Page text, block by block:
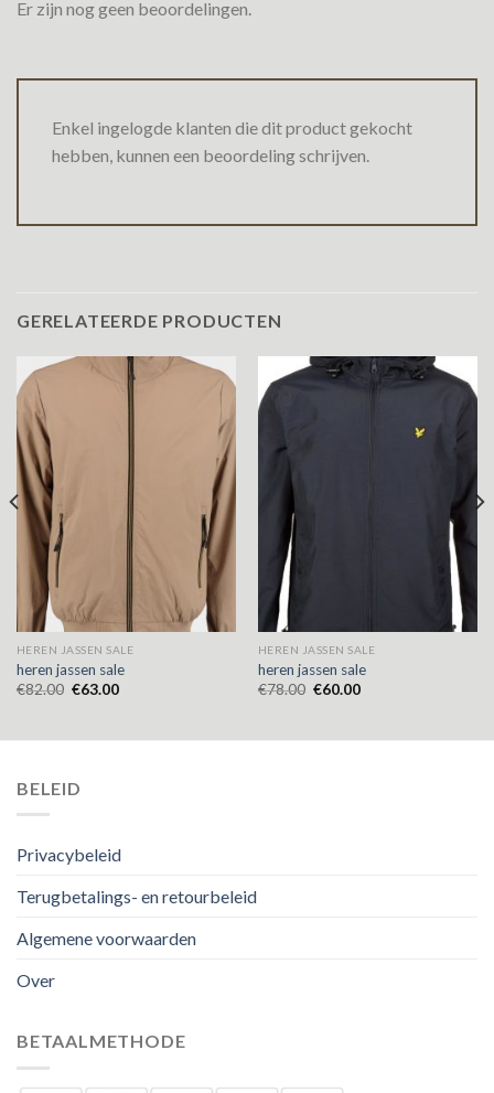
Er zijn nog geen beoordelingen.
Enkel ingelogde klanten die dit product gekocht
hebben, kunnen een beoordeling schrijven.
GERELATEERDE PRODUCTEN
HEREN JASSEN SALE
heren jassen sale
€82.00 €63.00
HEREN JASSEN SALE
heren jassen sale
€78.00 €60.00
BELEID
Privacybeleid
Terugbetalings- en retourbeleid
Algemene voorwaarden
Over
BETAALMETHODE